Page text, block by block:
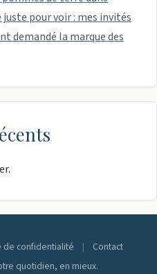
juste pour voir : mes invités
demandé la marque des
de confidentialité |
Contact
quotidien, en mieux.